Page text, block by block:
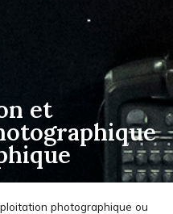
et
photographique ou